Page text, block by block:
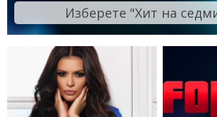
Изберете "Хит на